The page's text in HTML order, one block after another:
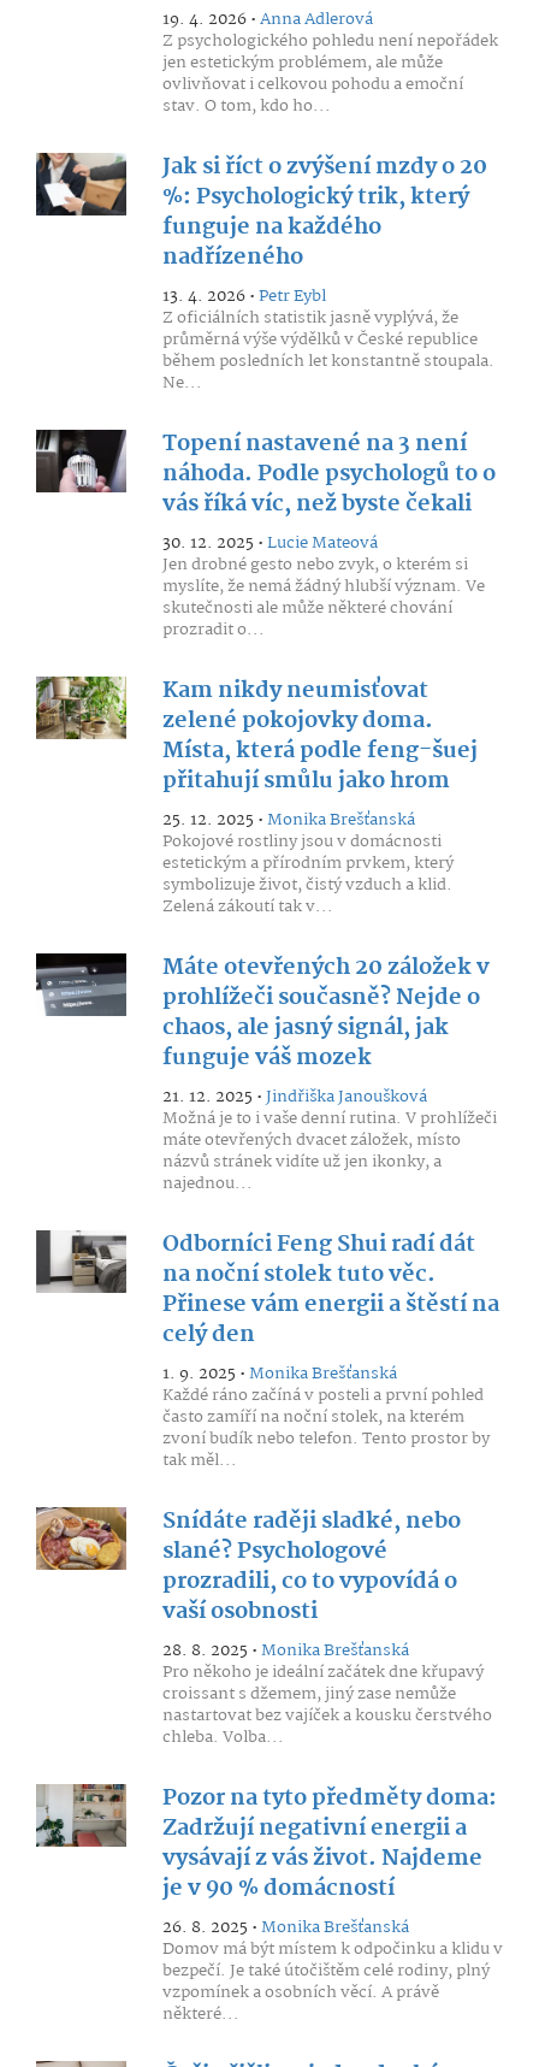
19. 4. 2026 •Anna Adlerová
Z psychologického pohledu není nepořádek
jen estetickým problémem, ale může
ovlivňovat i celkovou pohodu a emoční
stav. O tom, kdo ho...
Jak si říct o zvýšení mzdy o 20
%: Psychologický trik, který
funguje na každého
nadřízeného
13. 4. 2026 •Petr Eybl
Z oficiálních statistik jasně vyplývá, že
průměrná výše výdělků v České republice
během posledních let konstantně stoupala.
Ne...
Topení nastavené na 3 není
náhoda. Podle psychologů to o
vás říká víc, než byste čekali
30. 12. 2025 •Lucie Mateová
Jen drobné gesto nebo zvyk, o kterém si
myslíte, že nemá žádný hlubší význam. Ve
skutečnosti ale může některé chování
prozradit o...
Kam nikdy neumisťovat
zelené pokojovky doma.
Místa, která podle feng-šuej
přitahují smůlu jako hrom
25. 12. 2025 •Monika Brešťanská
Pokojové rostliny jsou v domácnosti
estetickým a přírodním prvkem, který
symbolizuje život, čistý vzduch a klid.
Zelená zákoutí tak v...
Máte otevřených 20 záložek v
prohlížeči současně? Nejde o
chaos, ale jasný signál, jak
funguje váš mozek
21. 12. 2025 •Jindřiška Janoušková
Možná je to i vaše denní rutina. V prohlížeči
máte otevřených dvacet záložek, místo
názvů stránek vidíte už jen ikonky, a
najednou...
Odborníci Feng Shui radí dát
na noční stolek tuto věc.
Přinese vám energii a štěstí na
celý den
1. 9. 2025 •Monika Brešťanská
Každé ráno začíná v posteli a první pohled
často zamíří na noční stolek, na kterém
zvoní budík nebo telefon. Tento prostor by
tak měl...
Snídáte raději sladké, nebo
slané? Psychologové
prozradili, co to vypovídá o
vaší osobnosti
28. 8. 2025 •Monika Brešťanská
Pro někoho je ideální začátek dne křupavý
croissant s džemem, jiný zase nemůže
nastartovat bez vajíček a kousku čerstvého
chleba. Volba...
Pozor na tyto předměty doma:
Zadržují negativní energii a
vysávají z vás život. Najdeme
je v 90 % domácností
26. 8. 2025 •Monika Brešťanská
Domov má být místem k odpočinku a klidu v
bezpečí. Je také útočištěm celé rodiny, plný
vzpomínek a osobních věcí. A právě
některé...